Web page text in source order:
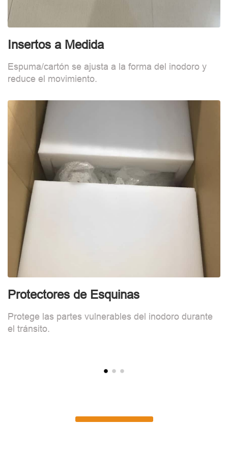
Insertos a Medida
Espuma/cartón se ajusta a la forma del inodoro y
reduce el movimiento.
Protectores de Esquinas
Protege las partes vulnerables del inodoro durante
el tránsito.